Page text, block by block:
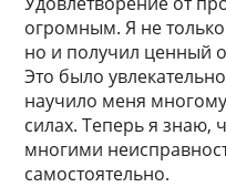
огромным. Я не
но и получил ценный
Это было
научило меня
силах. Теперь я знаю,
многими
самостоятельно.